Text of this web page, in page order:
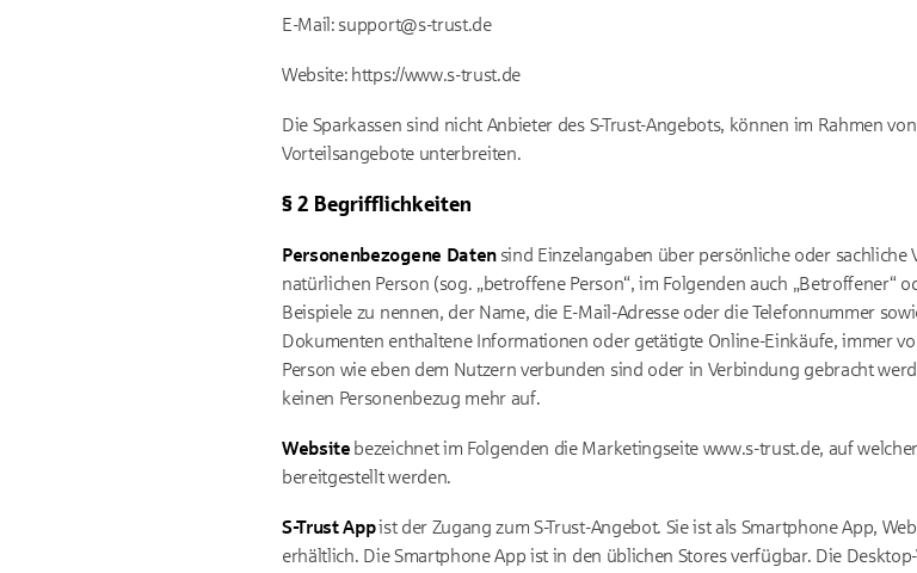
E-Mail: support@s-trust.de
Website: https://www.s-trust.de
Die Sparkassen sind nicht Anbieter des S-Trust-Angebots, können im Rahmen
Vorteilsangebote unterbreiten.
§ 2 Begrifflichkeiten
Personenbezogene Daten sind Einzelangaben über persönliche oder
natürlichen Person (sog. „betroffene Person“, im Folgenden auch „Betroffener“
Beispiele zu nennen, der Name, die E-Mail-Adresse oder die Telefonnummer
Dokumenten enthaltene Informationen oder getätigte Online-Einkäufe, immer
Person wie eben dem Nutzern verbunden sind oder in Verbindung gebracht
keinen Personenbezug mehr auf.
Website bezeichnet im Folgenden die Marketingseite www.s-trust.de, auf
bereitgestellt werden.
S-Trust Appist der Zugang zum S-Trust-Angebot. Sie ist als Smartphone App,
erhältlich. Die Smartphone App ist in den üblichen Stores verfügbar. Die